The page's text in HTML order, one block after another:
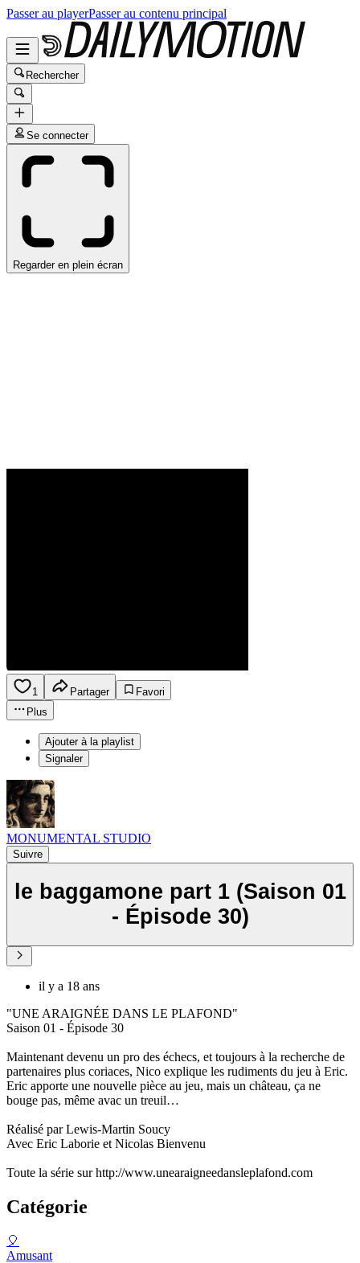
Passer au playerPasser au contenu principal
Rechercher
Se connecter
Regarder en plein écran
1 Partager
Favori
Plus
Ajouter à la playlist
Signaler
MONUMENTAL STUDIO
Suivre
le baggamone part 1 (Saison 01
- Épisode 30)
il y a 18 ans
"UNE ARAIGNÉE DANS LE PLAFOND"
Saison 01 - Épisode 30
Maintenant devenu un pro des échecs, et toujours à la recherche de
partenaires plus coriaces, Nico explique les rudiments du jeu à Eric.
Eric apporte une nouvelle pièce au jeu, mais un château, ça ne
bouge pas, même avac un treuil…
Réalisé par Lewis-Martin Soucy
Avec Eric Laborie et Nicolas Bienvenu
Toute la série sur http://www.unearaigneedansleplafond.com
Catégorie
🎈
Amusant